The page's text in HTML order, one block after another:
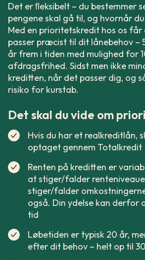
Det er ﬂeksibelt – du bestemmer
pengene skal gå til, og hvornår
Med en prioritetskredit hos os får
passer præcist til dit lånebehov –
år frem i tiden med mulighed for
afdragsfrihed. Sidst men ikke
kreditten, når det passer dig, og
risiko for kurstab.
Det skal du vide om
Hvis du har et realkreditlån,
optaget gennem Totalkredit
Renten på kreditten er
at stiger/falder
stiger/falder
også. Din ydelse kan derfor
tid
Løbetiden er typisk 20 år,
efter dit behov – helt op til